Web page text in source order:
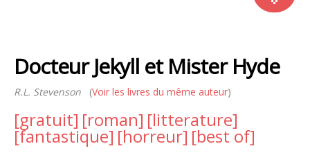
Business
Culture
Quotidien
Docteur Jekyll et Mister Hyde
R.L. Stevenson (Voir les livres du même auteur)
[gratuit] [roman] [litterature]
[fantastique] [horreur] [best of]